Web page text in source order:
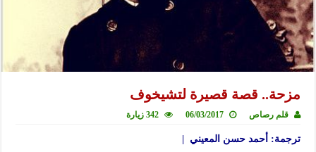
مزحة.. قصة قصيرة لتشيخوف
قلم رصاص 06/03/2017 342 زيارة
ترجمة: أحمد حسن المعيني |